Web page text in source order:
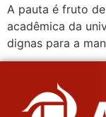
A pauta é fruto
acadêmica da
dignas para a